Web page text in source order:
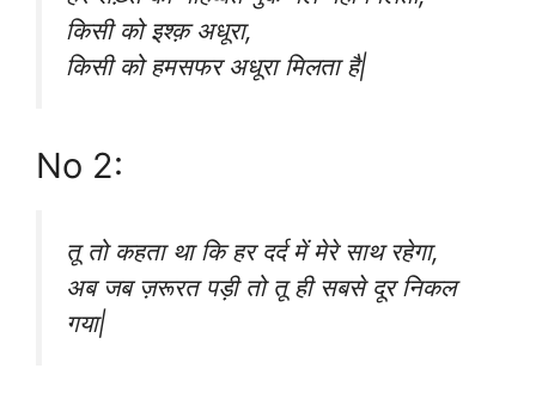
किसी को इश्क़ अधूरा,
किसी को हमसफर अधूरा मिलता है|
No 2:
तू तो कहता था कि हर दर्द में मेरे साथ रहेगा,
अब जब ज़रूरत पड़ी तो तू ही सबसे दूर निकल
गया|